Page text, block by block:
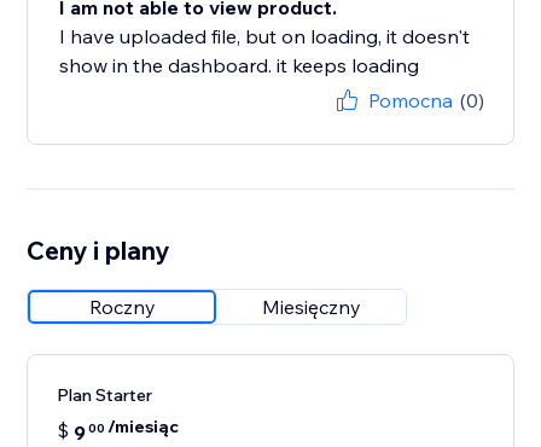
I am not able to view product.
I have uploaded file, but on loading, it doesn't
show in the dashboard. it keeps loading
Pomocna (0)
Ceny i plany
Roczny Miesięczny
Plan Starter
$ 900 /miesiąc